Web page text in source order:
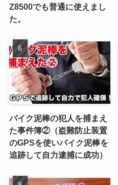
Z8500でも普通に使えまし
た。
バイク泥棒の犯人を捕まえ
た事件簿②（盗難防止装置
のGPSを使いバイク泥棒を
追跡して自力逮捕に成功）